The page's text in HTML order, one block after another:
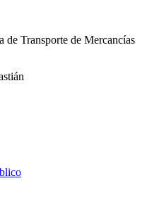
de Transporte de Mercancías